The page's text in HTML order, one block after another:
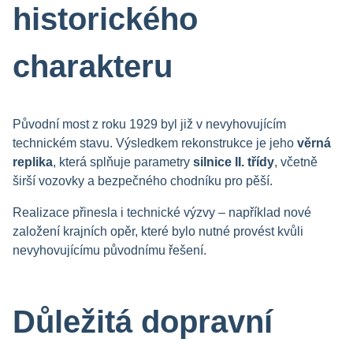
historického
charakteru
Původní most z roku 1929 byl již v nevyhovujícím
technickém stavu. Výsledkem rekonstrukce je jeho věrná
replika, která splňuje parametry silnice II. třídy, včetně
širší vozovky a bezpečného chodníku pro pěší.
Realizace přinesla i technické výzvy – například nové
založení krajních opěr, které bylo nutné provést kvůli
nevyhovujícímu původnímu řešení.
Důležitá dopravní